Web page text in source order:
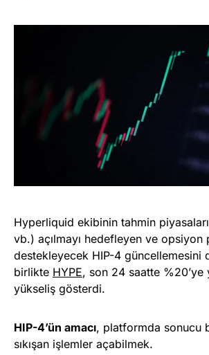
Hyperliquid ekibinin tahmin
vb.) açılmayı hedefleyen ve opsiyon
destekleyecek HIP-4 güncellemesini
birlikte HYPE, son 24 saatte %20’ye
yükseliş gösterdi.
HIP-4’ün amacı, platformda sonucu
sıkışan işlemler açabilmek.